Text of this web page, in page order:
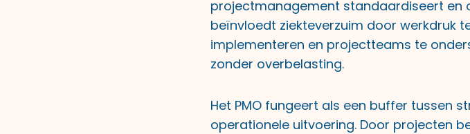
projectmanagement standaardiseert en
beïnvloedt ziekteverzuim door werkdruk
implementeren en projectteams te
zonder overbelasting.
Het PMO fungeert als een buffer tussen
operationele uitvoering. Door projecten